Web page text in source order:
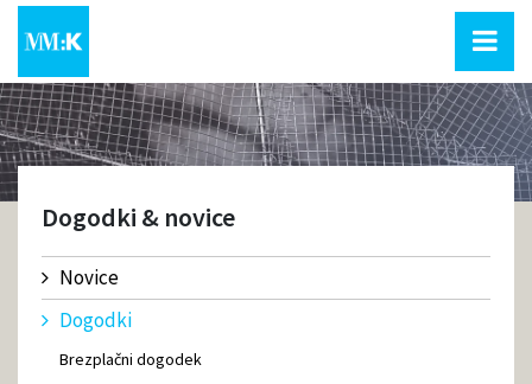
Dogodki & novice
Novice
Dogodki
Brezplačni dogodek